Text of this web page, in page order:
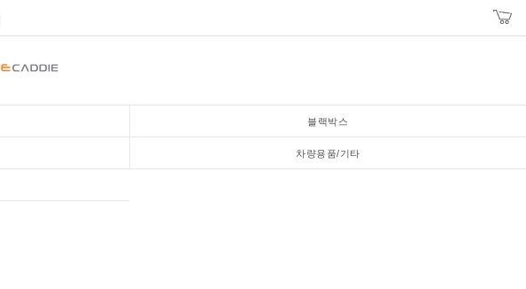
블랙박스
차량용품/기타